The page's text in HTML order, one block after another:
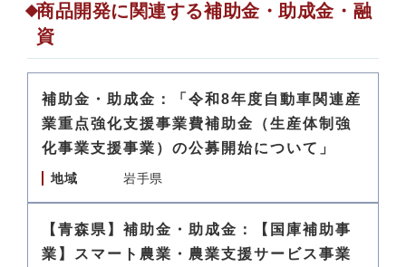
商品開発に関連する補助金・助成金・融
資
補助金・助成金：「令和8年度自動車関連産
業重点強化支援事業費補助金（生産体制強
化事業支援事業）の公募開始について」
地域 岩手県
【青森県】補助金・助成金：【国庫補助事
業】スマート農業・農業支援サービス事業